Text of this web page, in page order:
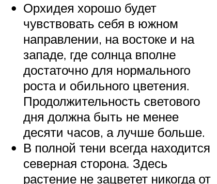
Орхидея хорошо будет
чувствовать себя в южном
направлении, на востоке и на
западе, где солнца вполне
достаточно для нормального
роста и обильного цветения.
Продолжительность светового
дня должна быть не менее
десяти часов, а лучше больше.
В полной тени всегда находится
северная сторона. Здесь
растение не зацветет никогда от